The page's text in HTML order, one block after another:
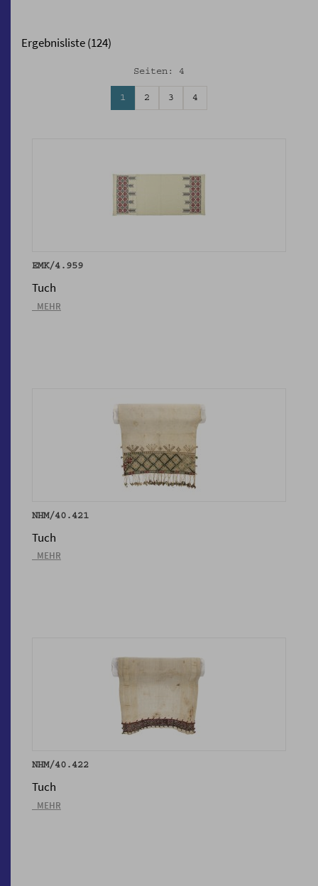
Ergebnisliste (124)
Seiten: 4
1 2 3 4
EMK/4.959
Tuch
_MEHR
NHM/40.421
Tuch
_MEHR
NHM/40.422
Tuch
_MEHR